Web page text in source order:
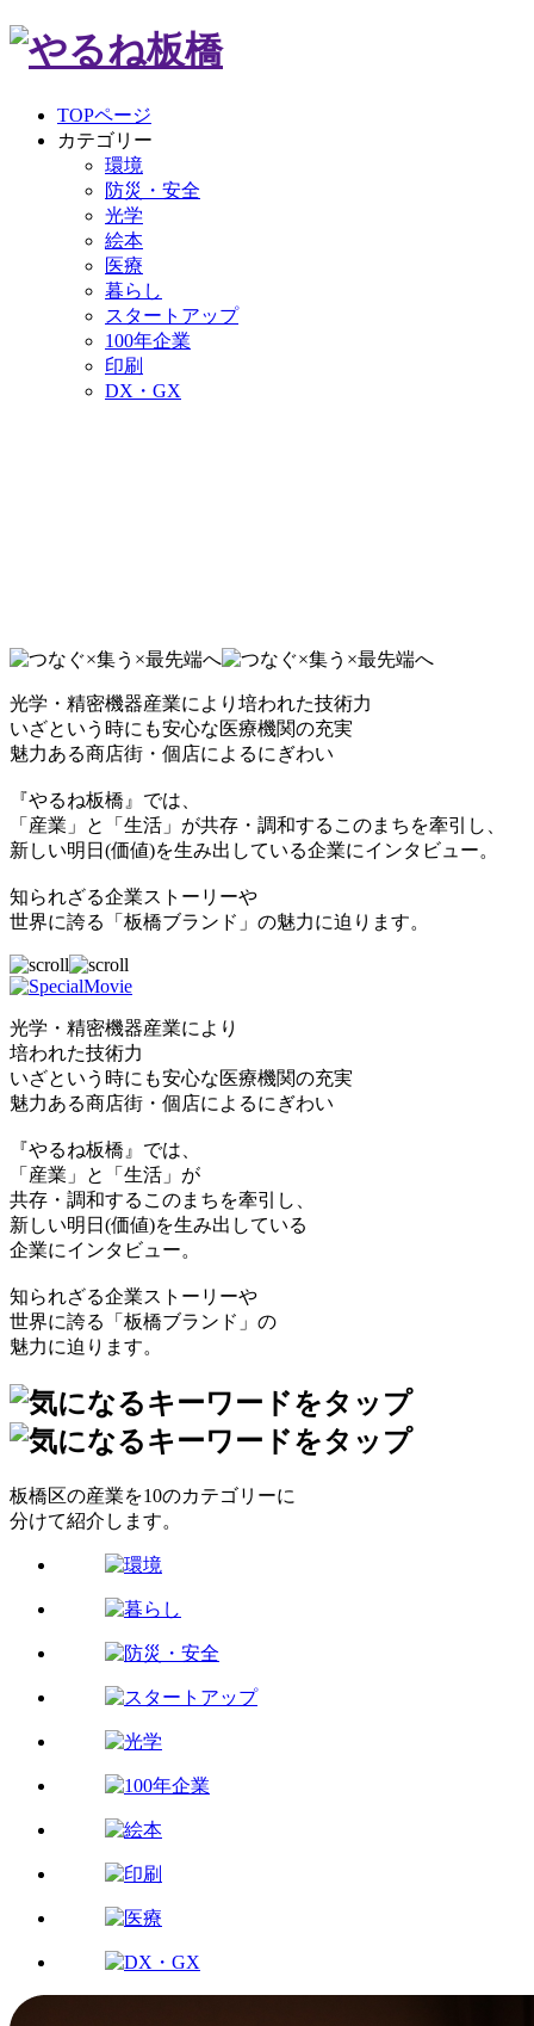
TOPページ
カテゴリー
環境
防災・安全
光学
絵本
医療
暮らし
スタートアップ
100年企業
印刷
DX・GX
光学・精密機器産業により培われた技術力
いざという時にも安心な医療機関の充実
魅力ある商店街・個店によるにぎわい
『やるね板橋』では、
「産業」と「生活」が共存・調和するこのまちを牽引し、
新しい明日(価値)を生み出している企業にインタビュー。
知られざる企業ストーリーや
世界に誇る「板橋ブランド」の魅力に迫ります。
光学・精密機器産業により
培われた技術力
いざという時にも安心な医療機関の充実
魅力ある商店街・個店によるにぎわい
『やるね板橋』では、
「産業」と「生活」が
共存・調和するこのまちを牽引し、
新しい明日(価値)を生み出している
企業にインタビュー。
知られざる企業ストーリーや
世界に誇る「板橋ブランド」の
魅力に迫ります。
板橋区の産業を10のカテゴリーに
分けて紹介します。